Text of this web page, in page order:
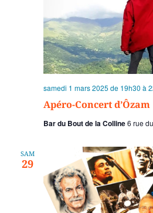
Apéro-Concert d’Ôzam
samedi 1 mars 2025 de 19h30 à
Bar du Bout de la Colline6 rue
SAM
29